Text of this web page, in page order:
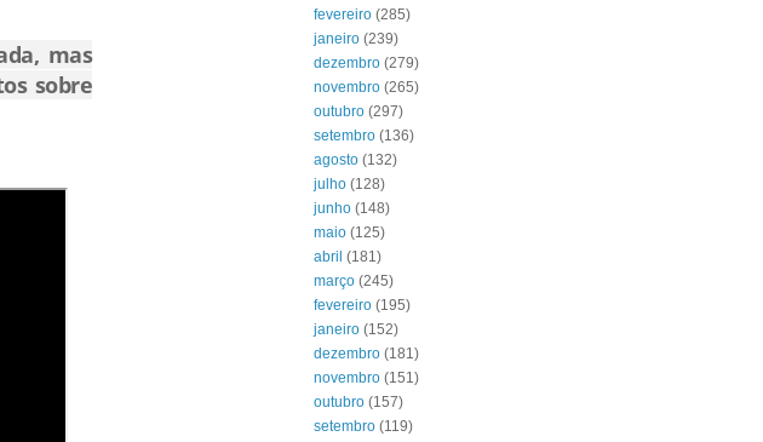
mas
sobre
fevereiro (285)
janeiro (239)
dezembro (279)
novembro (265)
outubro (297)
setembro (136)
agosto (132)
julho (128)
junho (148)
maio (125)
abril (181)
março (245)
fevereiro (195)
janeiro (152)
dezembro (181)
novembro (151)
outubro (157)
setembro (119)